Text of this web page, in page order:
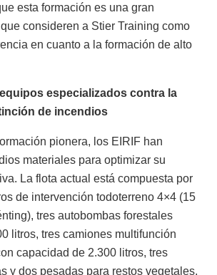
esta formación es una gran
consideren a Stier Training como
en cuanto a la formación de alto
especializados contra la
de incendios
pionera, los EIRIF han
materiales para optimizar su
La flota actual está compuesta por
de intervención todoterreno 4×4 (15
tres autobombas forestales
litros, tres camiones multifunción
capacidad de 2.300 litros, tres
y dos pesadas para restos vegetales,